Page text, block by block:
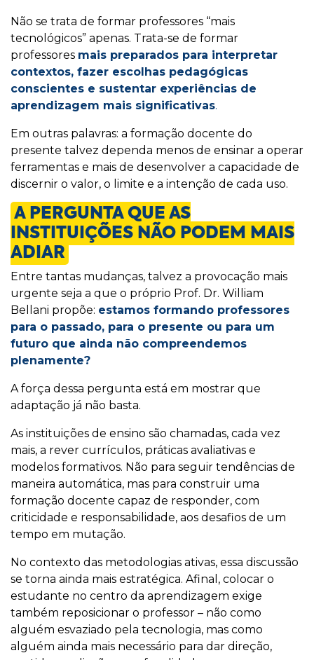
Não se trata de formar professores “mais
tecnológicos” apenas. Trata-se de formar
professores mais preparados para interpretar
contextos, fazer escolhas pedagógicas
conscientes e sustentar experiências de
aprendizagem mais significativas.
Em outras palavras: a formação docente do
presente talvez dependa menos de ensinar a operar
ferramentas e mais de desenvolver a capacidade de
discernir o valor, o limite e a intenção de cada uso.
A PERGUNTA QUE AS
INSTITUIÇÕES NÃO PODEM MAIS
ADIAR
Entre tantas mudanças, talvez a provocação mais
urgente seja a que o próprio Prof. Dr. William
Bellani propõe: estamos formando professores
para o passado, para o presente ou para um
futuro que ainda não compreendemos
plenamente?
A força dessa pergunta está em mostrar que
adaptação já não basta.
As instituições de ensino são chamadas, cada vez
mais, a rever currículos, práticas avaliativas e
modelos formativos. Não para seguir tendências de
maneira automática, mas para construir uma
formação docente capaz de responder, com
criticidade e responsabilidade, aos desafios de um
tempo em mutação.
No contexto das metodologias ativas, essa discussão
se torna ainda mais estratégica. Afinal, colocar o
estudante no centro da aprendizagem exige
também reposicionar o professor – não como
alguém esvaziado pela tecnologia, mas como
alguém ainda mais necessário para dar direção,